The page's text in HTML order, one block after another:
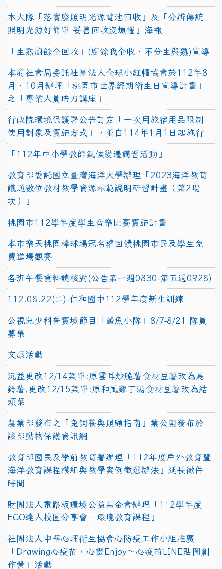
本大隊「落實廢照明光源電池回收」及「分辨傳統
照明光源好簡單 妥善回收沒煩惱」海報
「生熟廚餘全回收」(廚餘我全收、不分生與熟)宣導
本府社會局委託社團法人全球小紅帽協會於112年8
月、10月辦理「桃園市世界經期衛生日宣導計畫」
之「專業人員培力講座」
行政院環境保護署公告訂定「一次用旅宿用品限制
使用對象及實施方式」，並自114年1月1日起施行
「112年中小學教師氣候變遷講習活動」
教育部委託國立臺灣海洋大學辦理「2023海洋教育
議題數位教材教學資源示範說明研習計畫（第2場
次）」
桃園市112學年度學生音樂比賽實施計畫
本市樂天桃園棒球場冠名權回饋桃園市民及學生免
費進場觀賽
各班午餐資料請核對(公告第一週0830-第五週0928)
112.08.22(二)-仁和國中112學年度新生訓練
公視兒少科普實境節目「鹹魚小隊」8/7-8/21 隊員
募集
文康活動
沅益更改12/14菜單:原雲耳炒脆薯食材豆薯改為馬
鈴薯,更改12/15菜單:原和風雞丁湯食材豆薯改為結
頭菜
農業部發布之「兔飼養與照顧指南」業公開發布於
該部動物保護資訊網
教育部國民及學前教育署辦理「112年度戶外教育暨
海洋教育課程模組與教學案例徵選辦法」延長徵件
時間
財團法人電路板環境公益基金會辦理「112學年度
ECO達人校園分享會－環境教育課程」
社團法人中華心理衛生協會心防疫工作小組推廣
「Drawing心疫苗，心靈Enjoy〜心疫苗LINE貼圖創
作營」活動